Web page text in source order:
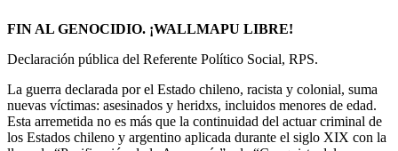
FIN AL GENOCIDIO. ¡WALLMAPU LIBRE!
Declaración pública del Referente Político Social, RPS.
La guerra declarada por el Estado chileno, racista y colonial, suma
nuevas víctimas: asesinados y heridxs, incluidos menores de edad.
Esta arremetida no es más que la continuidad del actuar criminal de
los Estados chileno y argentino aplicada durante el siglo XIX con la